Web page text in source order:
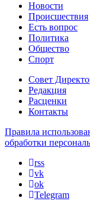
Новости
Происшествия
Есть вопрос
Политика
Общество
Спорт
Совет
Редакция
Расценки
Контакты
Правила
обработки
rss
vk
ok
Telegram